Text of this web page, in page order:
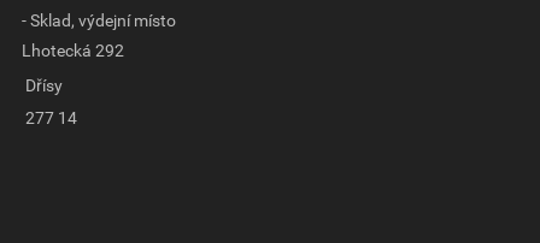
- Sklad, výdejní místo
Lhotecká 292
Dřísy
277 14